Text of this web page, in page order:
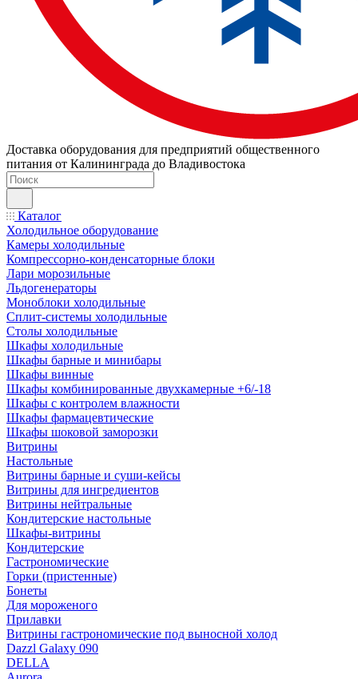
Доставка оборудования для предприятий общественного
питания от Калининграда до Владивостока
Каталог
Холодильное оборудование
Камеры холодильные
Компрессорно-конденсаторные блоки
Лари морозильные
Льдогенераторы
Моноблоки холодильные
Сплит-системы холодильные
Столы холодильные
Шкафы холодильные
Шкафы барные и минибары
Шкафы винные
Шкафы комбинированные двухкамерные +6/-18
Шкафы с контролем влажности
Шкафы фармацевтические
Шкафы шоковой заморозки
Витрины
Настольные
Витрины барные и суши-кейсы
Витрины для ингредиентов
Витрины нейтральные
Кондитерские настольные
Шкафы-витрины
Кондитерские
Гастрономические
Горки (пристенные)
Бонеты
Для мороженого
Прилавки
Витрины гастрономические под выносной холод
Dazzl Galaxy 090
DELLA